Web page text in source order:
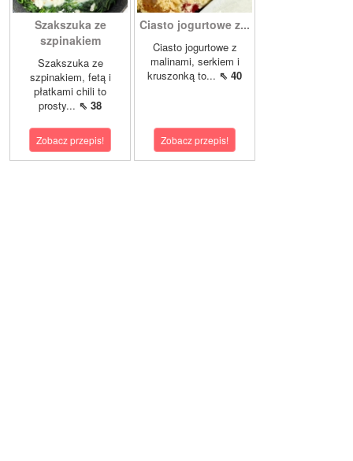
Szakszuka ze
szpinakiem
Szakszuka ze
szpinakiem, fetą i
płatkami chili to
prosty... ⇖ 38
Zobacz przepis!
Ciasto jogurtowe z...
Ciasto jogurtowe z
malinami, serkiem i
kruszonką to... ⇖ 40
Zobacz przepis!